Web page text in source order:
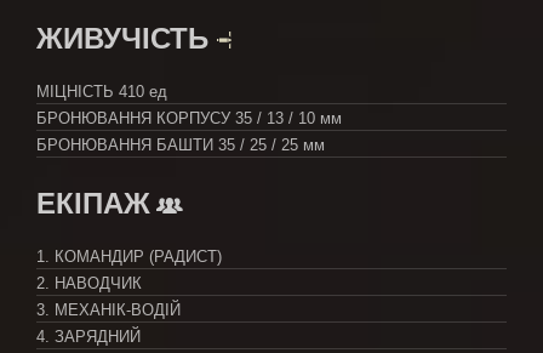
ЖИВУЧІСТЬ
МІЦНІСТЬ 410 ед
БРОНЮВАННЯ КОРПУСУ 35 / 13 / 10 мм
БРОНЮВАННЯ БАШТИ 35 / 25 / 25 мм
ЕКІПАЖ
1. КОМАНДИР (РАДИСТ)
2. НАВОДЧИК
3. МЕХАНІК-ВОДІЙ
4. ЗАРЯДНИЙ